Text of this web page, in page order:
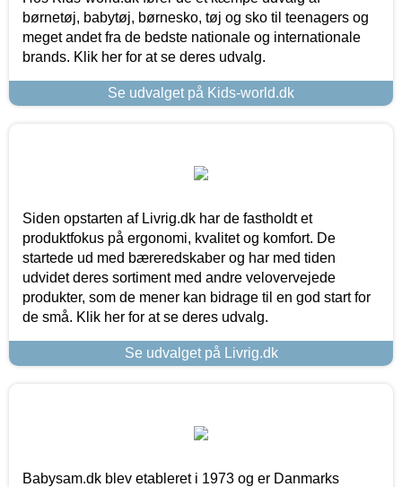
børnetøj, babytøj, børnesko, tøj og sko til teenagers og
meget andet fra de bedste nationale og internationale
brands. Klik her for at se deres udvalg.
Se udvalget på Kids-world.dk
Siden opstarten af Livrig.dk har de fastholdt et
produktfokus på ergonomi, kvalitet og komfort. De
startede ud med bæreredskaber og har med tiden
udvidet deres sortiment med andre velovervejede
produkter, som de mener kan bidrage til en god start for
de små. Klik her for at se deres udvalg.
Se udvalget på Livrig.dk
Babysam.dk blev etableret i 1973 og er Danmarks